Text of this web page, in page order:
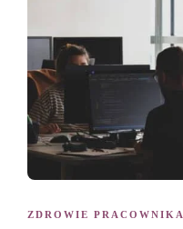
ZDROWIE PRACOWNIKA